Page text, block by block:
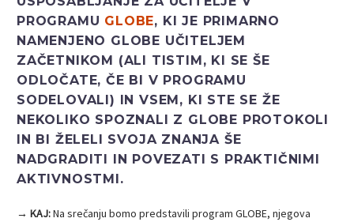
PROGRAMU GLOBE, KI JE PRIMARNO
NAMENJENO GLOBE UČITELJEM
ZAČETNIKOM (ALI TISTIM, KI SE ŠE
ODLOČATE, ČE BI V PROGRAMU
SODELOVALI) IN VSEM, KI STE SE ŽE
NEKOLIKO SPOZNALI Z GLOBE PROTOKOLI
IN BI ŽELELI SVOJA ZNANJA ŠE
NADGRADITI IN POVEZATI S PRAKTIČNIMI
AKTIVNOSTMI.
→ KAJ:Na srečanju bomo predstavili program GLOBE, njegova